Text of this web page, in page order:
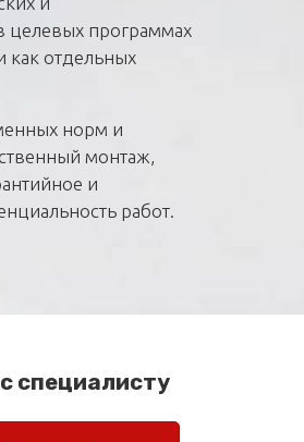
целевых программах
как отдельных
норм и
монтаж,
и
работ.
специалисту